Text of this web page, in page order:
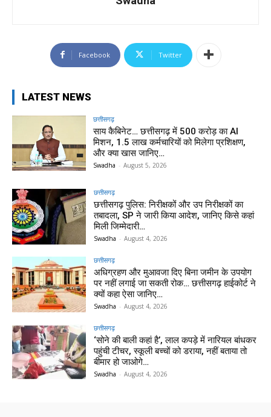
Facebook Twitter
LATEST NEWS
छत्तीसगढ़
साय कैबिनेट… छत्तीसगढ़ में 500 करोड़ का AI
मिशन, 1.5 लाख कर्मचारियों को मिलेगा प्रशिक्षण,
और क्या खास जानिए…
Swadha - August 5, 2026
छत्तीसगढ़
छत्तीसगढ़ पुलिस: निरीक्षकों और उप निरीक्षकों का
तबादला, SP ने जारी किया आदेश, जानिए किसे कहां
मिली जिम्मेदारी…
Swadha - August 4, 2026
छत्तीसगढ़
अधिग्रहण और मुआवजा दिए बिना जमीन के उपयोग
पर नहीं लगाई जा सकती रोक… छत्तीसगढ़ हाईकोर्ट ने
क्यों कहा ऐसा जानिए…
Swadha - August 4, 2026
छत्तीसगढ़
‘सोने की बाली कहां है’, लाल कपड़े में नारियल बांधकर
पहुंची टीचर, स्कूली बच्चों को डराया, नहीं बताया तो
बीमार हो जाओगे…
Swadha - August 4, 2026